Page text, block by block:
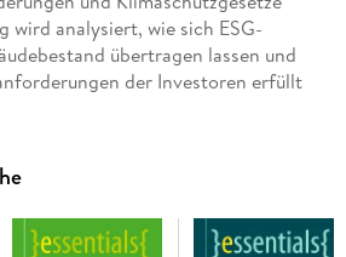
analysiert, wie sich ESG-
übertragen lassen und
der Investoren erfüllt
aus der Perspektive